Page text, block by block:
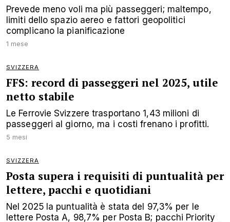
Prevede meno voli ma più passeggeri; maltempo,
limiti dello spazio aereo e fattori geopolitici
complicano la pianificazione
1 mese
SVIZZERA
FFS: record di passeggeri nel 2025, utile
netto stabile
Le Ferrovie Svizzere trasportano 1,43 milioni di
passeggeri al giorno, ma i costi frenano i profitti.
5 mesi
SVIZZERA
Posta supera i requisiti di puntualità per
lettere, pacchi e quotidiani
Nel 2025 la puntualità è stata del 97,3% per le
lettere Posta A, 98,7% per Posta B; pacchi Priority